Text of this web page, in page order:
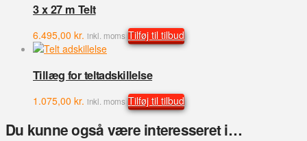
3 x 27 m Telt
6.495,00 kr. inkl. moms Tilføj til tilbud
Tillæg for teltadskillelse
1.075,00 kr. inkl. moms Tilføj til tilbud
Du kunne også være interesseret i…